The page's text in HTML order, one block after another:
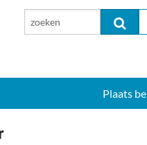
Plaats